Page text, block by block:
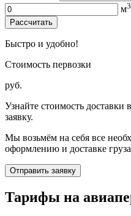
м3
Рассчитать
Быстро и удобно!
Стоимость первозки
руб.
Узнайте стоимость доставки
заявку.
Мы возьмём на себя все
оформлению и доставке
Отправить заявку
Тарифы на